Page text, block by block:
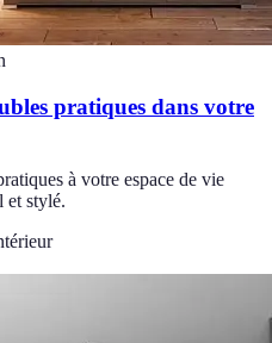
pratiques dans votre
à votre espace de vie
et stylé.